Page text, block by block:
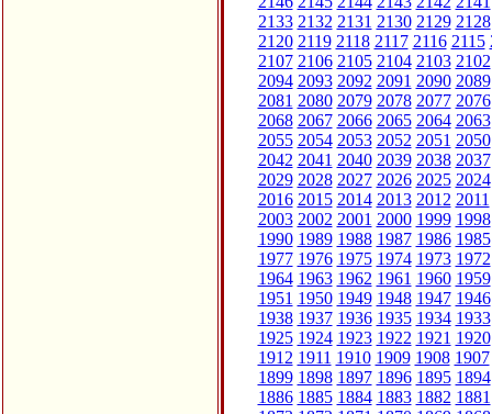
2133 2132 2131 2130 2129 2128
2120 2119 2118 2117 2116 2115
2107 2106 2105 2104 2103 2102
2094 2093 2092 2091 2090 2089
2081 2080 2079 2078 2077 2076
2068 2067 2066 2065 2064 2063
2055 2054 2053 2052 2051 2050
2042 2041 2040 2039 2038 2037
2029 2028 2027 2026 2025 2024
2016 2015 2014 2013 2012 2011
2003 2002 2001 2000 1999 1998
1990 1989 1988 1987 1986 1985
1977 1976 1975 1974 1973 1972
1964 1963 1962 1961 1960 1959
1951 1950 1949 1948 1947 1946
1938 1937 1936 1935 1934 1933
1925 1924 1923 1922 1921 1920
1912 1911 1910 1909 1908 1907
1899 1898 1897 1896 1895 1894
1886 1885 1884 1883 1882 1881